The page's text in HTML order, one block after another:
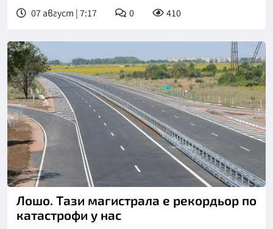
07 август | 7:17 0 410
Лошо. Тази магистрала е рекордьор по
катастрофи у нас